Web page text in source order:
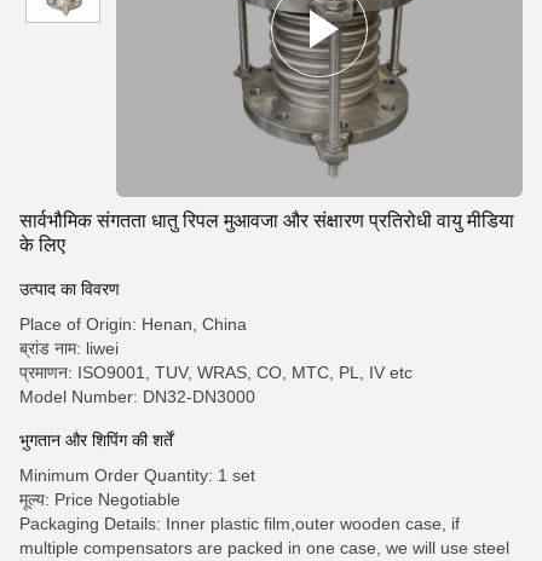
सार्वभौमिक संगतता धातु रिपल मुआवजा और संक्षारण प्रतिरोधी वायु मीडिया
के लिए
उत्पाद का विवरण
Place of Origin: Henan, China
ब्रांड नाम: liwei
प्रमाणन: ISO9001, TUV, WRAS, CO, MTC, PL, IV etc
Model Number: DN32-DN3000
भुगतान और शिपिंग की शर्तें
Minimum Order Quantity: 1 set
मूल्य: Price Negotiable
Packaging Details: Inner plastic film,outer wooden case, if
multiple compensators are packed in one case, we will use steel